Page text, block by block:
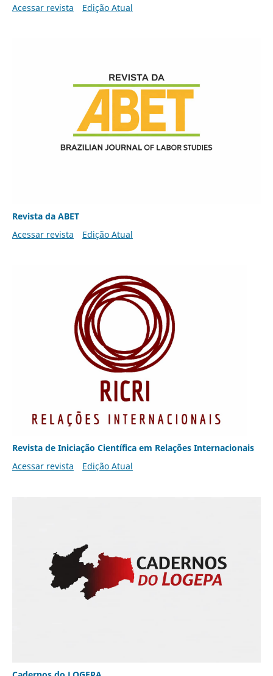
Acessar revista Edição Atual
Revista da ABET
Acessar revista
Edição Atual
Revista de Iniciação Científica em Relações Internacionais
Acessar revista
Edição Atual